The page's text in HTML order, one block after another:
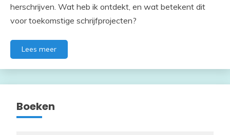
herschrijven. Wat heb ik ontdekt, en wat betekent dit
voor toekomstige schrijfprojecten?
Lees meer
Boeken